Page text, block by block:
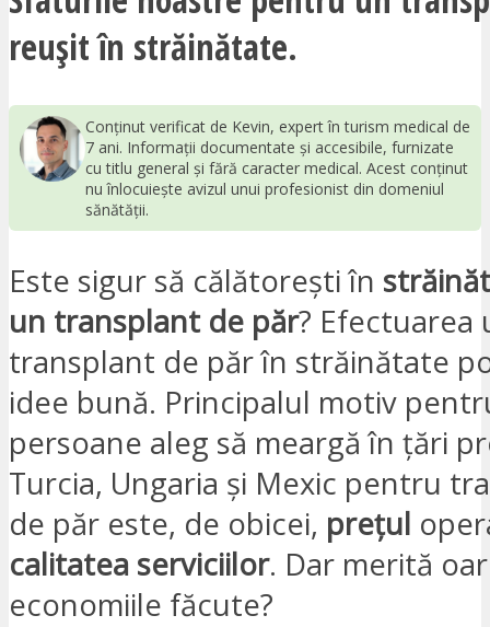
reușit în străinătate.
Conținut verificat de Kevin, expert în turism medical de
7 ani. Informații documentate și accesibile, furnizate
cu titlu general și fără caracter medical. Acest conținut
nu înlocuiește avizul unui profesionist din domeniul
sănătății.
Este sigur să călătorești în
un transplant de păr? Efectuarea
transplant de păr în străinătate
idee bună. Principalul motiv
persoane aleg să meargă în țări
Turcia, Ungaria și Mexic pentru
de păr este, de obicei, prețul
calitatea serviciilor. Dar merită
economiile făcute?